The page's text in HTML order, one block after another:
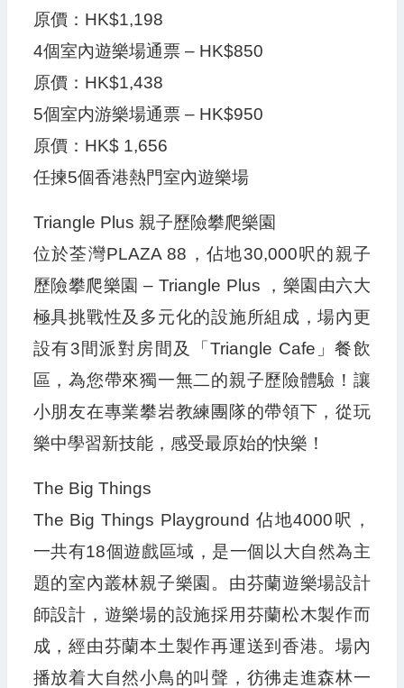
原價：HK$1,198
4個室內遊樂場通票 – HK$850
原價：HK$1,438
5個室内游樂場通票 – HK$950
原價：HK$ 1,656
任揀5個香港熱門室內遊樂場
Triangle Plus 親子歷險攀爬樂園
位於荃灣PLAZA 88，佔地30,000呎的親子
歷險攀爬樂園 – Triangle Plus ，樂園由六大
極具挑戰性及多元化的設施所組成，場內更
設有3間派對房間及「Triangle Cafe」餐飲
區，為您帶來獨一無二的親子歷險體驗！讓
小朋友在專業攀岩教練團隊的帶領下，從玩
樂中學習新技能，感受最原始的快樂！
The Big Things
The Big Things Playground 佔地4000呎，
一共有18個遊戲區域，是一個以大自然為主
題的室內叢林親子樂園。由芬蘭遊樂場設計
師設計，遊樂場的設施採用芬蘭松木製作而
成，經由芬蘭本土製作再運送到香港。場內
播放着大自然小鳥的叫聲，彷彿走進森林一